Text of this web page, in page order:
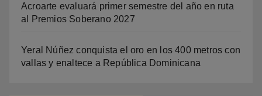
Acroarte evaluará primer semestre del año en ruta
al Premios Soberano 2027
Yeral Núñez conquista el oro en los 400 metros con
vallas y enaltece a República Dominicana